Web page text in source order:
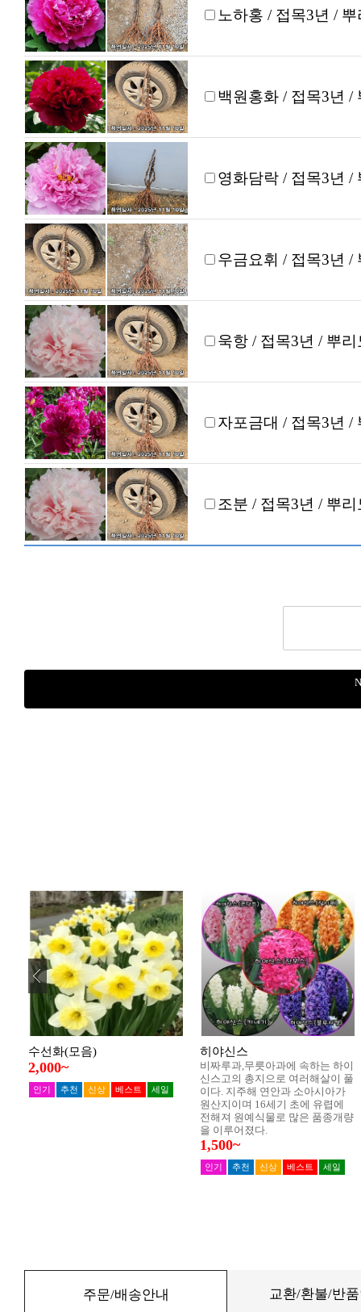
노하홍 / 접목3년 /
백원홍화 / 접목3년 /
영화담락 / 접목3년 /
우금요휘 / 접목3년 /
욱항 / 접목3년 / 뿌리
자포금대 / 접목3년 /
조분 / 접목3년 / 뿌리
주문/배송안내 교환/환불/반